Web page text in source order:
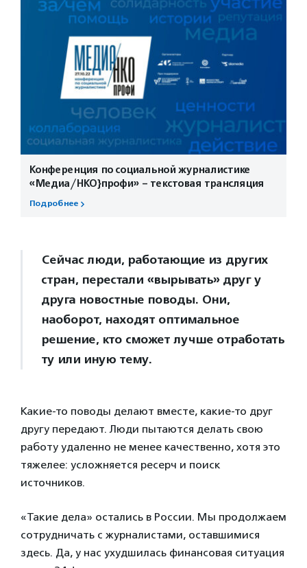
Конференция по социальной журналистике
«Медиа/НКО}профи» – текстовая трансляция
Подробнее
Сейчас люди, работающие из других
стран, перестали «вырывать» друг у
друга новостные поводы. Они,
наоборот, находят оптимальное
решение, кто сможет лучше отработать
ту или иную тему.
Какие-то поводы делают вместе, какие-то друг
другу передают. Люди пытаются делать свою
работу удаленно не менее качественно, хотя это
тяжелее: усложняется ресерч и поиск
источников.
«Такие дела» остались в России. Мы продолжаем
сотрудничать с журналистами, оставшимися
здесь. Да, у нас ухудшилась финансовая ситуация